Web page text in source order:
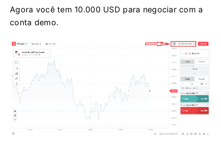
Agora você tem 10.000 USD para negociar com a
conta demo.